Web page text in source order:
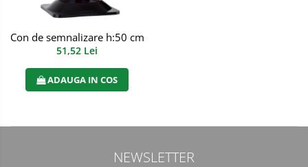
Manecute
Manusi fibre speciale
Manusi fibre speciale impregnate
Manusi latex
Con de semnalizare h:50 cm baza:27 cm 640 g, art.T168
51,52 Lei
ADAUGA IN COS
NEWSLETTER